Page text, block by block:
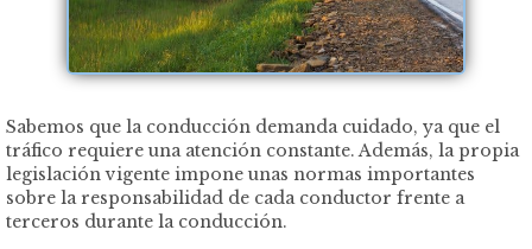
Sabemos que la conducción demanda cuidado, ya que el
tráfico requiere una atención constante. Además, la propia
legislación vigente impone unas normas importantes
sobre la responsabilidad de cada conductor frente a
terceros durante la conducción.